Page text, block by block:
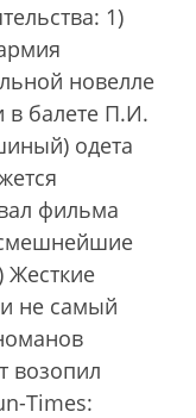
1)
новелле
в балете П.И.
одета
фильма
не самый
возопил
Times: